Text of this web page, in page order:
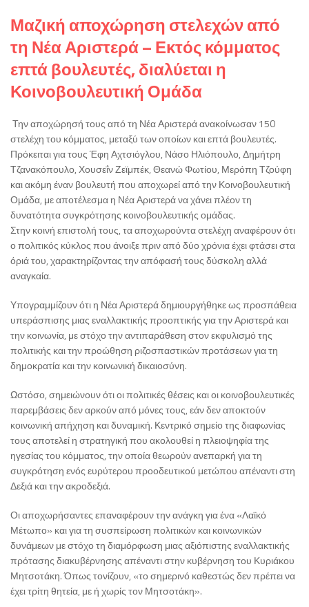
Μαζική αποχώρηση στελεχών από
τη Νέα Αριστερά – Εκτός κόμματος
επτά βουλευτές, διαλύεται η
Κοινοβουλευτική Ομάδα
Την αποχώρησή τους από τη Νέα Αριστερά ανακοίνωσαν 150
στελέχη του κόμματος, μεταξύ των οποίων και επτά βουλευτές.
Πρόκειται για τους Έφη Αχτσιόγλου, Νάσο Ηλιόπουλο, Δημήτρη
Τζανακόπουλο, Χουσεΐν Ζεϊμπέκ, Θεανώ Φωτίου, Μερόπη Τζούφη
και ακόμη έναν βουλευτή που αποχωρεί από την Κοινοβουλευτική
Ομάδα, με αποτέλεσμα η Νέα Αριστερά να χάνει πλέον τη
δυνατότητα συγκρότησης κοινοβουλευτικής ομάδας.
Στην κοινή επιστολή τους, τα αποχωρούντα στελέχη αναφέρουν ότι
ο πολιτικός κύκλος που άνοιξε πριν από δύο χρόνια έχει φτάσει στα
όριά του, χαρακτηρίζοντας την απόφασή τους δύσκολη αλλά
αναγκαία.
Υπογραμμίζουν ότι η Νέα Αριστερά δημιουργήθηκε ως προσπάθεια
υπεράσπισης μιας εναλλακτικής προοπτικής για την Αριστερά και
την κοινωνία, με στόχο την αντιπαράθεση στον εκφυλισμό της
πολιτικής και την προώθηση ριζοσπαστικών προτάσεων για τη
δημοκρατία και την κοινωνική δικαιοσύνη.
Ωστόσο, σημειώνουν ότι οι πολιτικές θέσεις και οι κοινοβουλευτικές
παρεμβάσεις δεν αρκούν από μόνες τους, εάν δεν αποκτούν
κοινωνική απήχηση και δυναμική. Κεντρικό σημείο της διαφωνίας
τους αποτελεί η στρατηγική που ακολουθεί η πλειοψηφία της
ηγεσίας του κόμματος, την οποία θεωρούν ανεπαρκή για τη
συγκρότηση ενός ευρύτερου προοδευτικού μετώπου απέναντι στη
Δεξιά και την ακροδεξιά.
Οι αποχωρήσαντες επαναφέρουν την ανάγκη για ένα «Λαϊκό
Μέτωπο» και για τη συσπείρωση πολιτικών και κοινωνικών
δυνάμεων με στόχο τη διαμόρφωση μιας αξιόπιστης εναλλακτικής
πρότασης διακυβέρνησης απέναντι στην κυβέρνηση του Κυριάκου
Μητσοτάκη. Όπως τονίζουν, «το σημερινό καθεστώς δεν πρέπει να
έχει τρίτη θητεία, με ή χωρίς τον Μητσοτάκη».